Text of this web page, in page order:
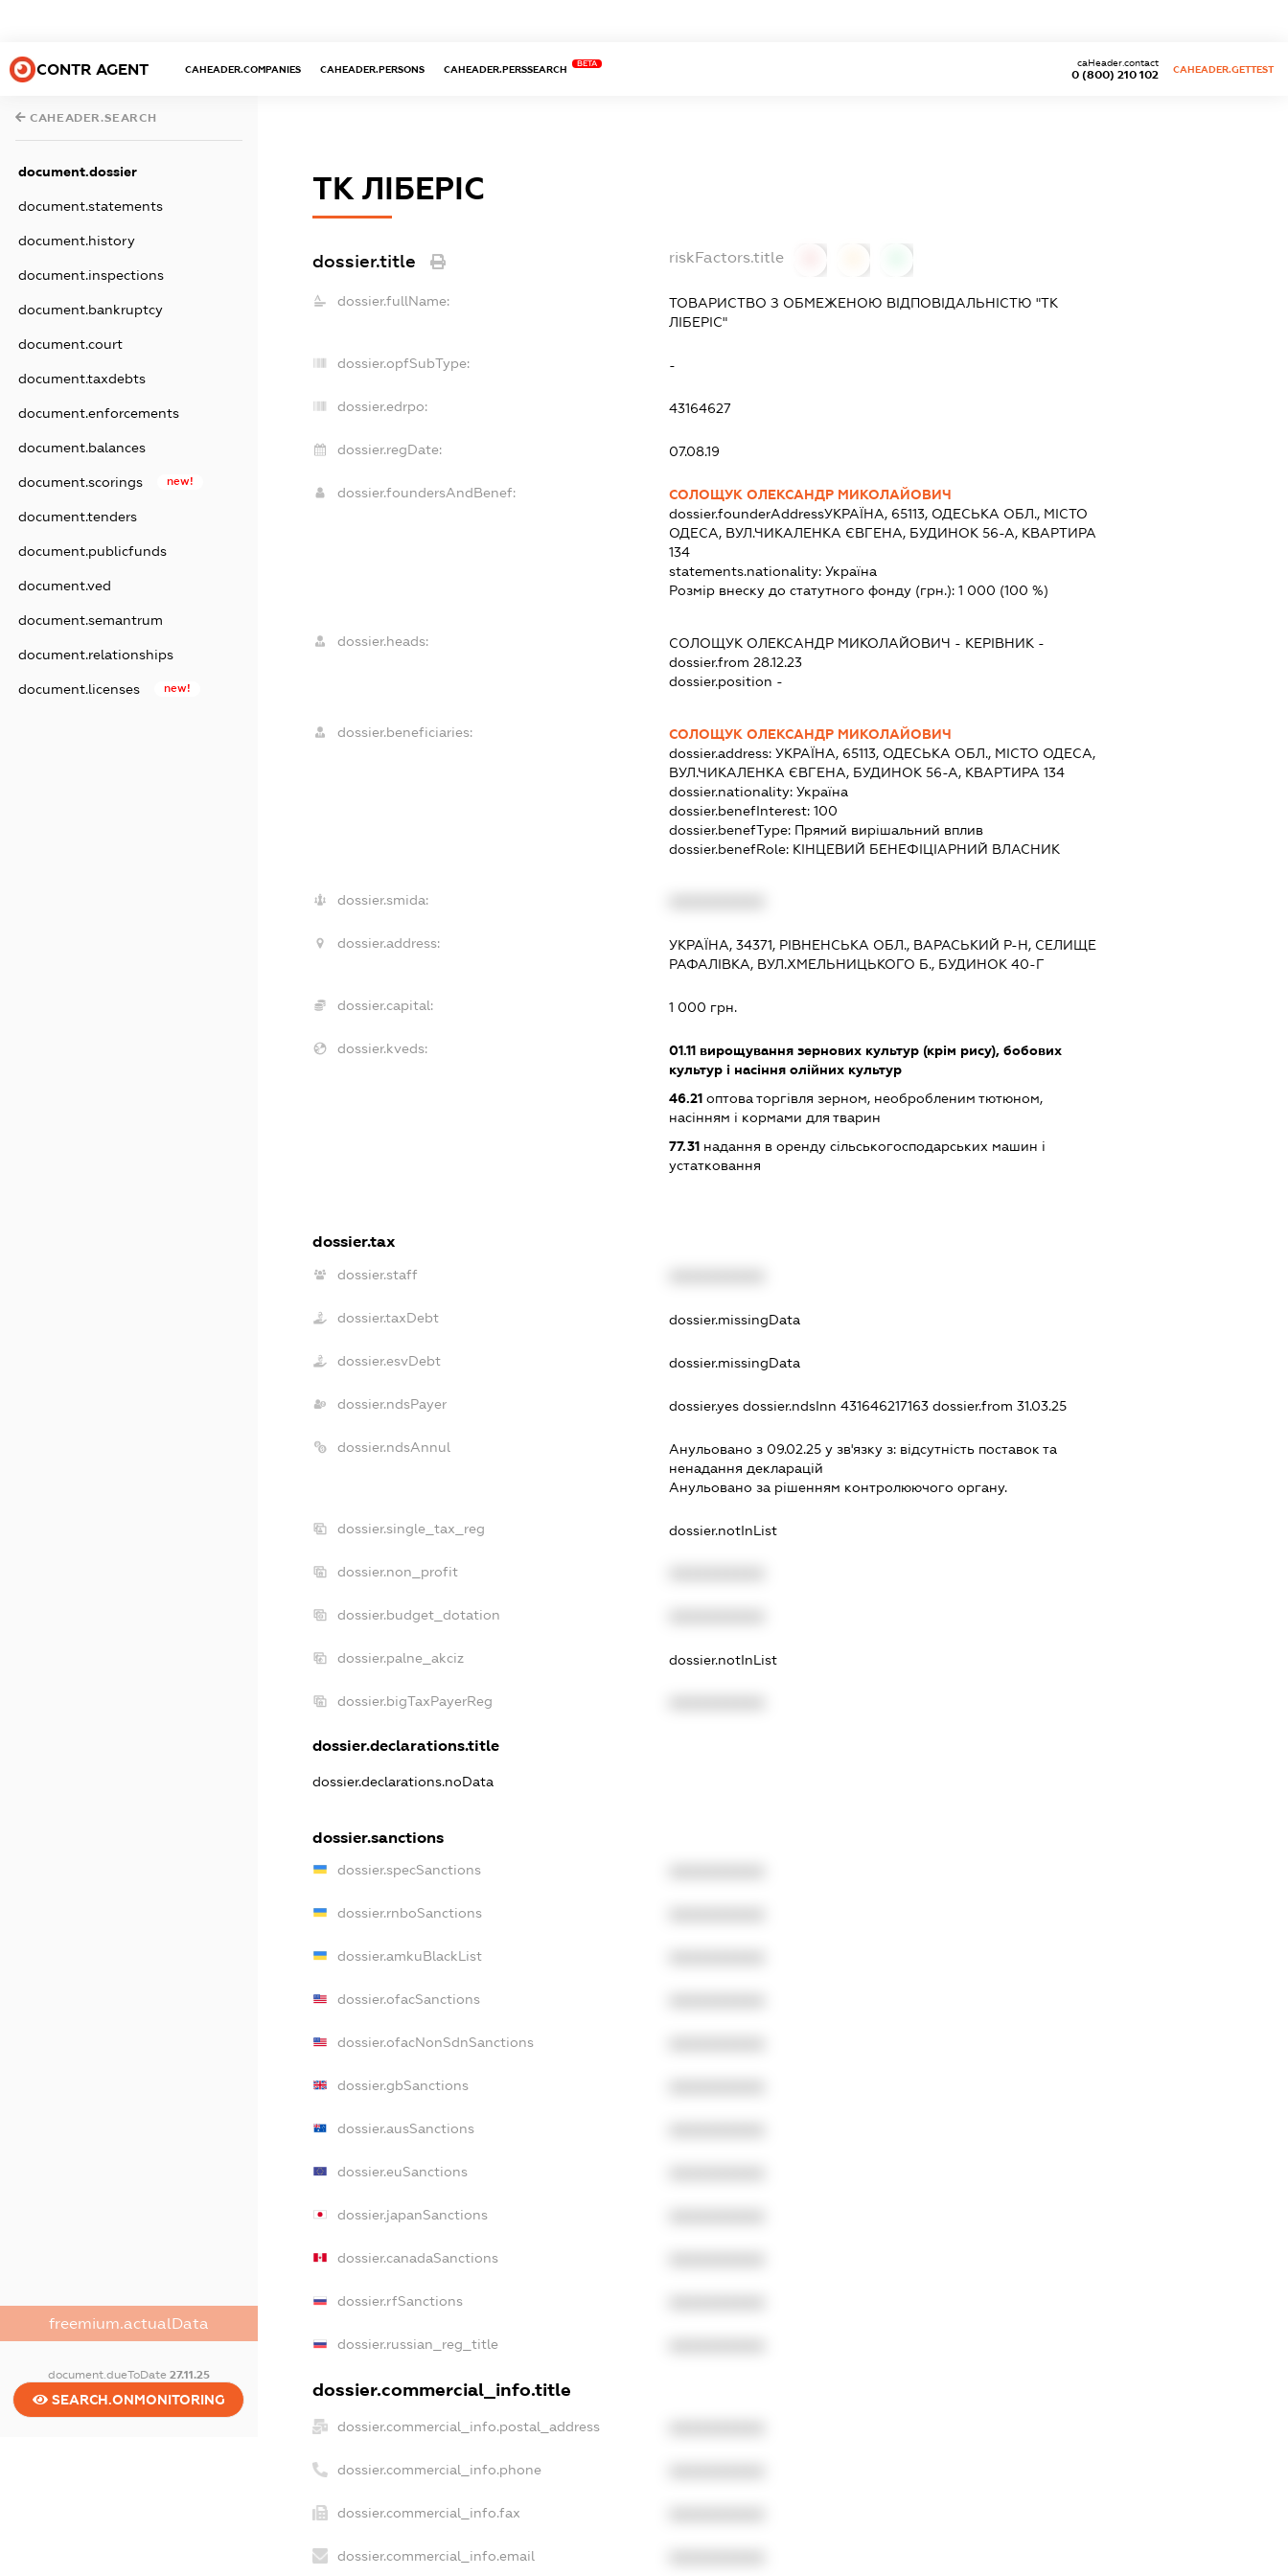
CONTR AGENT CAHEADER.COMPANIES CAHEADER.PERSONS CAHEADER.PERSSEARCH
BETA
0 (800) 210 102
caHeader.contact
CAHEADER.GETTEST
CAHEADER.SEARCH
document.dossier
document.statements
document.history
document.inspections
document.bankruptcy
document.court
document.taxdebts
document.enforcements
document.balances
document.scorings new!
document.tenders
document.publicfunds
document.ved
document.semantrum
document.relationships
document.licenses new!
freemium.actualData
document.dueToDate 27.11.25
SEARCH.ONMONITORING
ТК ЛІБЕРІС
dossier.title riskFactors.title
dossier.fullName:
ТОВАРИСТВО З ОБМЕЖЕНОЮ ВІДПОВІДАЛЬНІСТЮ "ТК
ЛІБЕРІС"
dossier.opfSubType: -
dossier.edrpo: 43164627
dossier.regDate: 07.08.19
dossier.foundersAndBenef:
СОЛОЩУК ОЛЕКСАНДР МИКОЛАЙОВИЧ
dossier.founderAddressУКРАЇНА, 65113, ОДЕСЬКА ОБЛ., МІСТО
ОДЕСА, ВУЛ.ЧИКАЛЕНКА ЄВГЕНА, БУДИНОК 56-А, КВАРТИРА
134
statements.nationality: Україна
Розмір внеску до статутного фонду (грн.): 1 000 (100 %)
dossier.heads: СОЛОЩУК ОЛЕКСАНДР МИКОЛАЙОВИЧ - КЕРІВНИК-
dossier.from 28.12.23
dossier.position -
dossier.beneficiaries:
СОЛОЩУК ОЛЕКСАНДР МИКОЛАЙОВИЧ
dossier.address: УКРАЇНА, 65113, ОДЕСЬКА ОБЛ., МІСТО ОДЕСА,
ВУЛ.ЧИКАЛЕНКА ЄВГЕНА, БУДИНОК 56-А, КВАРТИРА 134
dossier.nationality: Україна
dossier.benefInterest: 100
dossier.benefType: Прямий вирішальний вплив
dossier.benefRole: КІНЦЕВИЙ БЕНЕФІЦІАРНИЙ ВЛАСНИК
dossier.smida:
dossier.address:
УКРАЇНА, 34371, РІВНЕНСЬКА ОБЛ., ВАРАСЬКИЙ Р-Н, СЕЛИЩЕ
РАФАЛІВКА, ВУЛ.ХМЕЛЬНИЦЬКОГО Б., БУДИНОК 40-Г
dossier.capital: 1 000 грн.
dossier.kveds: 01.11вирощування зернових культур (крім рису), бобових
культур і насіння олійних культур
46.21оптова торгівля зерном, необробленим тютюном,
насінням і кормами для тварин
77.31надання в оренду сільськогосподарських машин і
устатковання
dossier.tax
dossier.staff
dossier.taxDebt dossier.missingData
dossier.esvDebt dossier.missingData
dossier.ndsPayer dossier.yes dossier.ndsInn 431646217163 dossier.from 31.03.25
dossier.ndsAnnul Анульовано з 09.02.25 у зв'язку з: вiдсутнiсть поставок та
ненадання декларацiй
Анульовано за рiшенням контролюючого органу.
dossier.single_tax_reg dossier.notInList
dossier.non_profit
dossier.budget_dotation
dossier.palne_akciz dossier.notInList
dossier.bigTaxPayerReg
dossier.declarations.title
dossier.declarations.noData
dossier.sanctions
dossier.specSanctions
dossier.rnboSanctions
dossier.amkuBlackList
dossier.ofacSanctions
dossier.ofacNonSdnSanctions
dossier.gbSanctions
dossier.ausSanctions
dossier.euSanctions
dossier.japanSanctions
dossier.canadaSanctions
dossier.rfSanctions
dossier.russian_reg_title
dossier.commercial_info.title
dossier.commercial_info.postal_address
dossier.commercial_info.phone
dossier.commercial_info.fax
dossier.commercial_info.email